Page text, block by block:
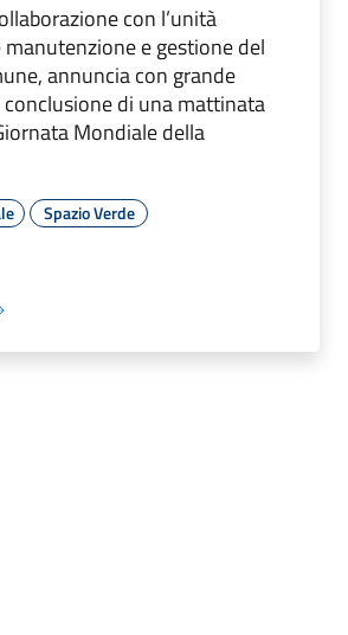
con l’unità
e gestione del
annuncia con grande
di una mattinata
Mondiale della
Spazio Verde